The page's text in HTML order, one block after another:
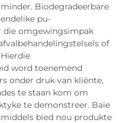
Biodegradeerbare
pu-
die omgewingsimpak
of
word toenemend
onder druk van kliënte,
te staan kom om
te demonstreer. Baie
bied nou produkte